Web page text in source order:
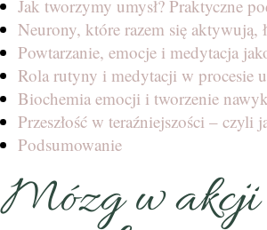
Jak tworzymy umysł? Praktyczne
Neurony, które razem się aktywują,
Powtarzanie, emocje i medytacja
Rola rutyny i medytacji w procesie
Biochemia emocji i tworzenie
Przeszłość w teraźniejszości –
Podsumowanie
Mózg w akcji